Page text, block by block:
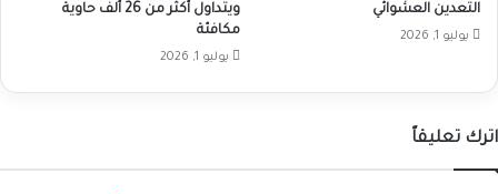
التعدين العشوائي
يوليو 1, 2026
ويتداول أكثر من 26 ألف حاوية
مكافئة
يوليو 1, 2026
اترك تعليقاً